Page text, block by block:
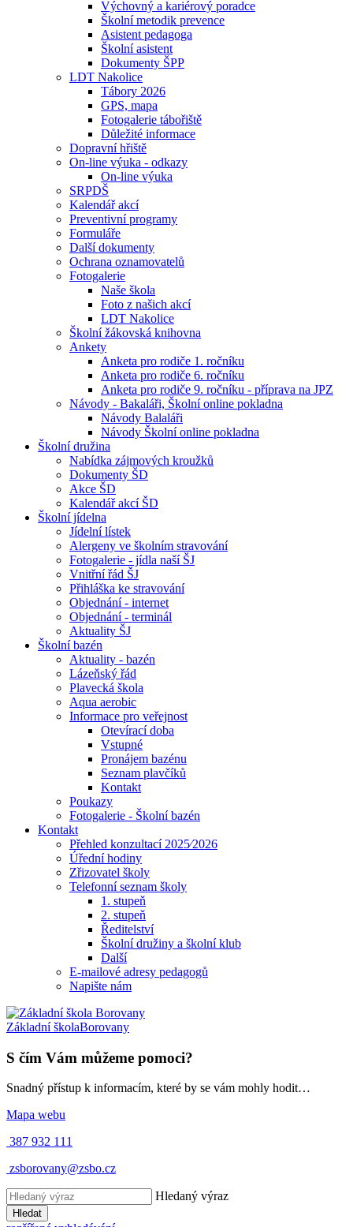
Výchovný a kariérový poradce
Školní metodik prevence
Asistent pedagoga
Školní asistent
Dokumenty ŠPP
LDT Nakolice
Tábory 2026
GPS, mapa
Fotogalerie tábořiště
Důležité informace
Dopravní hřiště
On-line výuka - odkazy
On-line výuka
SRPDŠ
Kalendář akcí
Preventivní programy
Formuláře
Další dokumenty
Ochrana oznamovatelů
Fotogalerie
Naše škola
Foto z našich akcí
LDT Nakolice
Školní žákovská knihovna
Ankety
Anketa pro rodiče 1. ročníku
Anketa pro rodiče 6. ročníku
Anketa pro rodiče 9. ročníku - příprava na JPZ
Návody - Bakaláři, Školní online pokladna
Návody Balaláři
Návody Školní online pokladna
Školní družina
Nabídka zájmových kroužků
Dokumenty ŠD
Akce ŠD
Kalendář akcí ŠD
Školní jídelna
Jídelní lístek
Alergeny ve školním stravování
Fotogalerie - jídla naší ŠJ
Vnitřní řád ŠJ
Přihláška ke stravování
Objednání - internet
Objednání - terminál
Aktuality ŠJ
Školní bazén
Aktuality - bazén
Lázeňský řád
Plavecká škola
Aqua aerobic
Informace pro veřejnost
Otevírací doba
Vstupné
Pronájem bazénu
Seznam plavčíků
Kontakt
Poukazy
Fotogalerie - Školní bazén
Kontakt
Přehled konzultací 2025⁄2026
Úřední hodiny
Zřizovatel školy
Telefonní seznam školy
1. stupeň
2. stupeň
Ředitelství
Školní družiny a školní klub
Další
E-mailové adresy pedagogů
Napište nám
Základní školaBorovany
S čím Vám můžeme pomoci?
Snadný přístup k informacím, které by se vám mohly hodit…
Mapa webu
387 932 111
zsborovany@zsbo.cz
Hledaný výraz
Hledat